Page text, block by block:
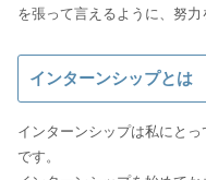
を張って言えるように、努力
インターンシップとは
インターンシップは私にと
です。